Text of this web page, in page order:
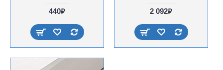
440₽
2 092₽